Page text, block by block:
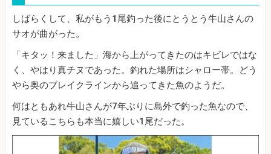
しばらくして、私がもう1尾釣った後にとうとう牛山さんの
サオが曲がった。
「キタッ！来ました」海から上がってきたのはキビレではな
く、やはり真チヌであった。釣れた場所はシャロー帯。どう
やら奥のブレイクラインから追ってきた魚のようだ。
何はともあれ牛山さんが7年ぶりに島外で釣った魚なので、
見ているこちらも本当に嬉しい1尾だった。